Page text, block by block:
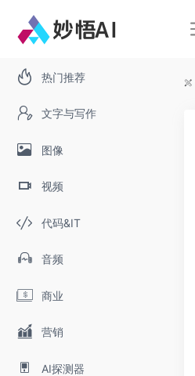
热门推荐
文字与写作
图像
视频
代码&IT
音频
商业
营销
AI探测器